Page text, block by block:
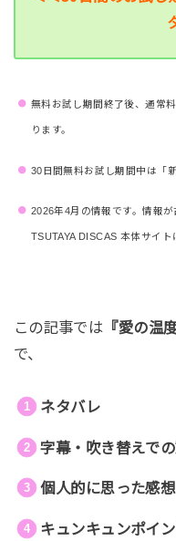
無料お試し期間終了後、通常
ります。
30日間無料お試し期間中は「
2026年4月の情報です。情報
TSUTAYA DISCAS 本体サイト
この記事では 『愛の温
で、
ネタバレ
字幕・吹き替えで
個人的に思った感想
キュンキュンポイン